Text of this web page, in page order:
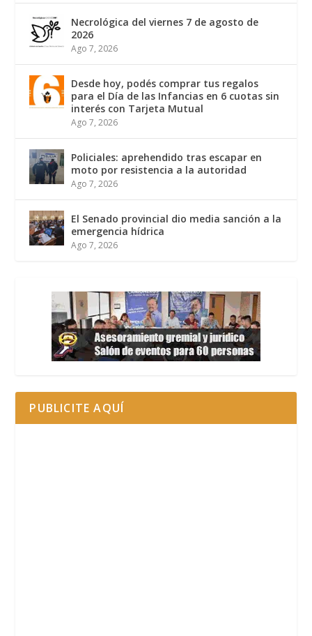
Necrológica del viernes 7 de agosto de
2026
Ago 7, 2026
Desde hoy, podés comprar tus regalos
para el Día de las Infancias en 6 cuotas sin
interés con Tarjeta Mutual
Ago 7, 2026
Policiales: aprehendido tras escapar en
moto por resistencia a la autoridad
Ago 7, 2026
El Senado provincial dio media sanción a la
emergencia hídrica
Ago 7, 2026
PUBLICITE AQUÍ